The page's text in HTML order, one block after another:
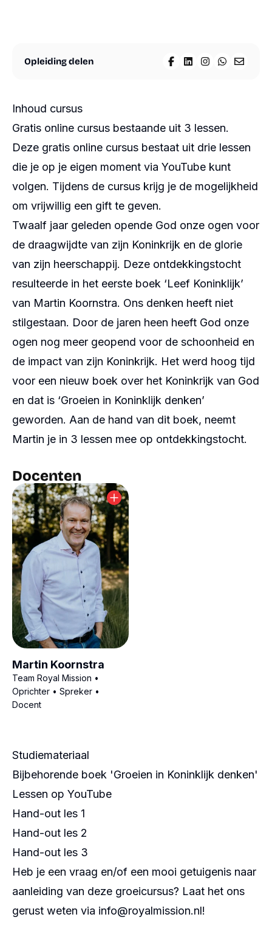
diensten
Volg ons
Instagram
Facebook
LinkedIn
YouTube
Spotify
Snel
naar
Webshop
ANBI
Contact
Over
Steun
Shop
Contact
Opleiding delen
Deel op Facebook
Deel op LinkedIn
Deel opDeel op
Deel
Inhoud cursus
Gratis online cursus bestaande uit 3 lessen.
Deze gratis online cursus bestaat uit drie lessen
die je op je eigen moment via YouTube kunt
volgen. Tijdens de cursus krijg je de mogelijkheid
om vrijwillig een gift te geven.
Twaalf jaar geleden opende God onze ogen voor
de draagwijdte van zijn Koninkrijk en de glorie
van zijn heerschappij. Deze ontdekkingstocht
resulteerde in het eerste boek ‘Leef Koninklijk’
van Martin Koornstra. Ons denken heeft niet
stilgestaan. Door de jaren heen heeft God onze
ogen nog meer geopend voor de schoonheid en
de impact van zijn Koninkrijk. Het werd hoog tijd
voor een nieuw boek over het Koninkrijk van God
en dat is ‘Groeien in Koninklijk denken’
geworden. Aan de hand van dit boek, neemt
Martin je in 3 lessen mee op ontdekkingstocht.
Docenten
Martin Koornstra
Team Royal Mission •
Oprichter • Spreker •
Docent
Studiemateriaal
Bijbehorende boek 'Groeien in Koninklijk denken'
Lessen op YouTube
Hand-out les 1
Hand-out les 2
Hand-out les 3
Heb je een vraag en/of een mooi getuigenis naar
aanleiding van deze groeicursus? Laat het ons
gerust weten via info@royalmission.nl!